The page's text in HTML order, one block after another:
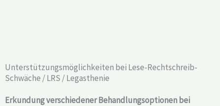
Unterstützungsmöglichkeiten bei Lese-Rechtschreib-
Schwäche / LRS / Legasthenie​
Erkundung verschiedener Behandlungsoptionen bei